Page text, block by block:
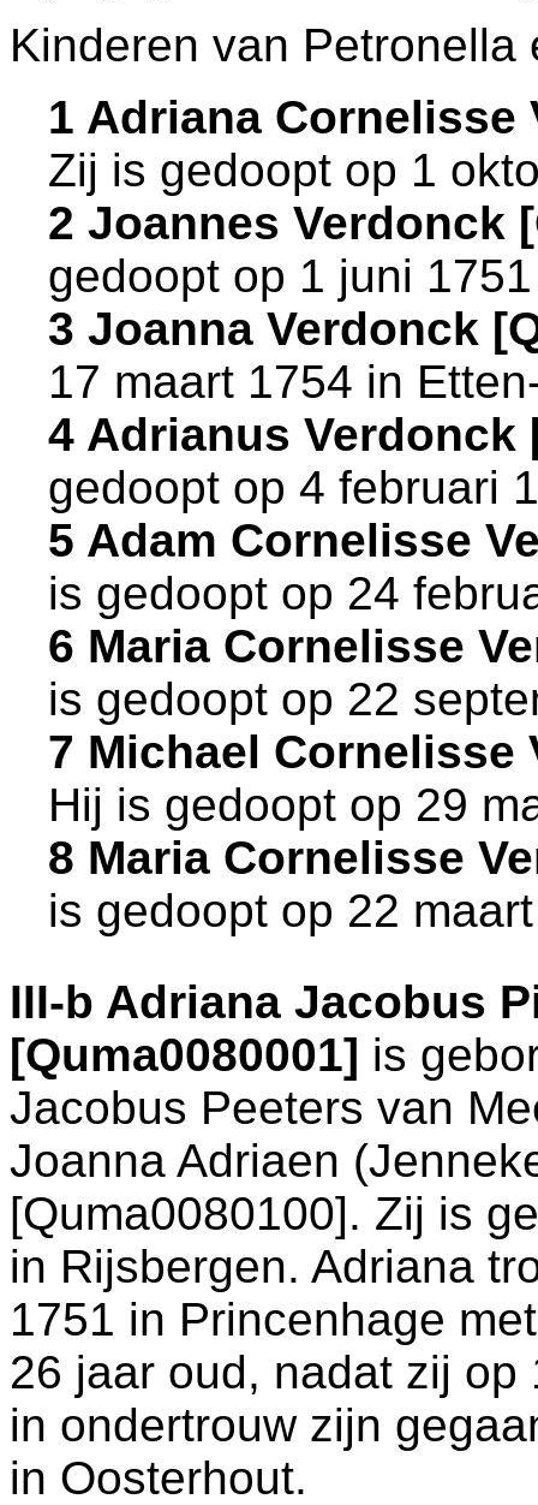
Kinderen van Petronella
1 Adriana Cornelisse
Zij is gedoopt op 1
2 Joannes Verdonck
gedoopt op 1 juni
3 Joanna Verdonck
17 maart 1754 in
4 Adrianus Verdonck
gedoopt op 4 februari
5 Adam Cornelisse
is gedoopt op 24
6 Maria Cornelisse
is gedoopt op 22
7 Michael Cornelisse
Hij is gedoopt op 29
8 Maria Cornelisse
is gedoopt op 22
III-b Adriana Jacobus
[Quma0080001] is
Jacobus Peeters van
Joanna Adriaen
[Quma0080100]. Zij is
in Rijsbergen. Adriana
1751 in Princenhage
26 jaar oud, nadat zij
in ondertrouw zijn
in Oosterhout.